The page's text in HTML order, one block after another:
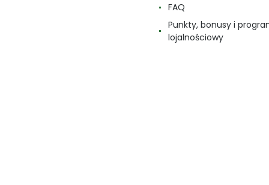
FAQ
Punkty, bonusy i
lojalnościowy